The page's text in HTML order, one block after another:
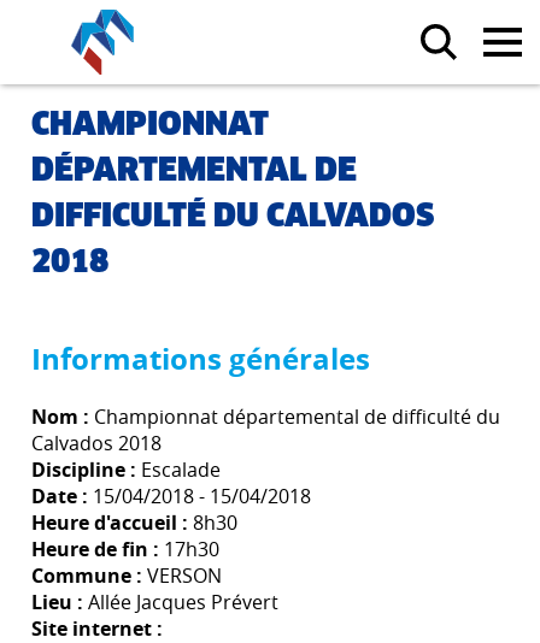
CHAMPIONNAT
DÉPARTEMENTAL DE
DIFFICULTÉ DU CALVADOS
2018
Informations générales
Nom : Championnat départemental de difficulté du
Calvados 2018
Discipline : Escalade
Date : 15/04/2018 - 15/04/2018
Heure d'accueil : 8h30
Heure de fin : 17h30
Commune : VERSON
Lieu : Allée Jacques Prévert
Site internet :